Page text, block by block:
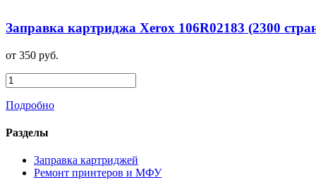
Заправка картриджа Xerox 106R02183 (2300
от 350 руб.
Подробно
Разделы
Заправка картриджей
Ремонт принтеров и МФУ